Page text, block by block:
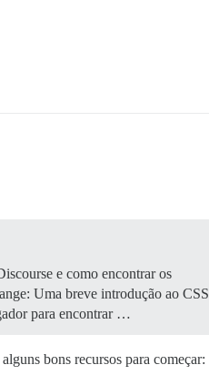
e como encontrar os
Uma breve introdução ao CSS
para encontrar …
bons recursos para começar: